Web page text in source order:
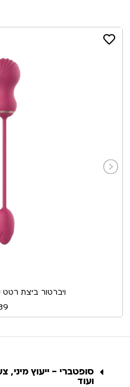
ויברטור ביצת רטט
סופטברי – ייעוץ מיני,
ועוד